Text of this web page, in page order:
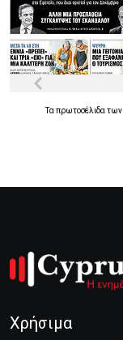
Ταπρωτοσέλιδατων
Χρήσιμα